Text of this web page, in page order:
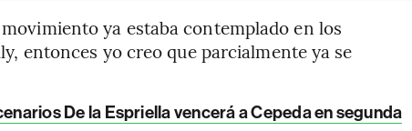
ya estaba contemplado en los
entonces yo creo que parcialmente ya se
De la Espriella vencerá a Cepeda en segunda